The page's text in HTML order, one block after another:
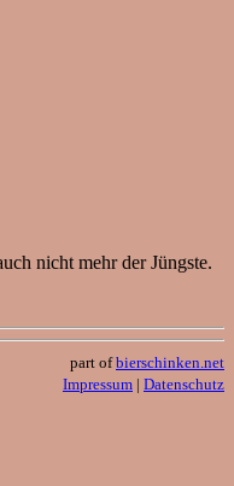
nicht mehr der Jüngste.
part ofbierschinken.net
Impressum | Datenschutz